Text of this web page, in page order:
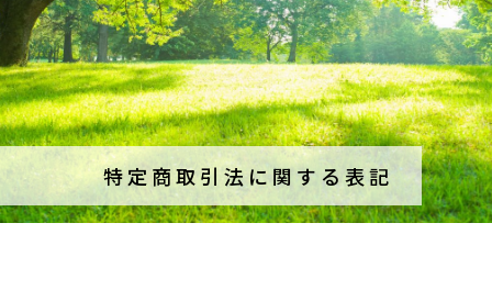
特定商取引法に関する表記